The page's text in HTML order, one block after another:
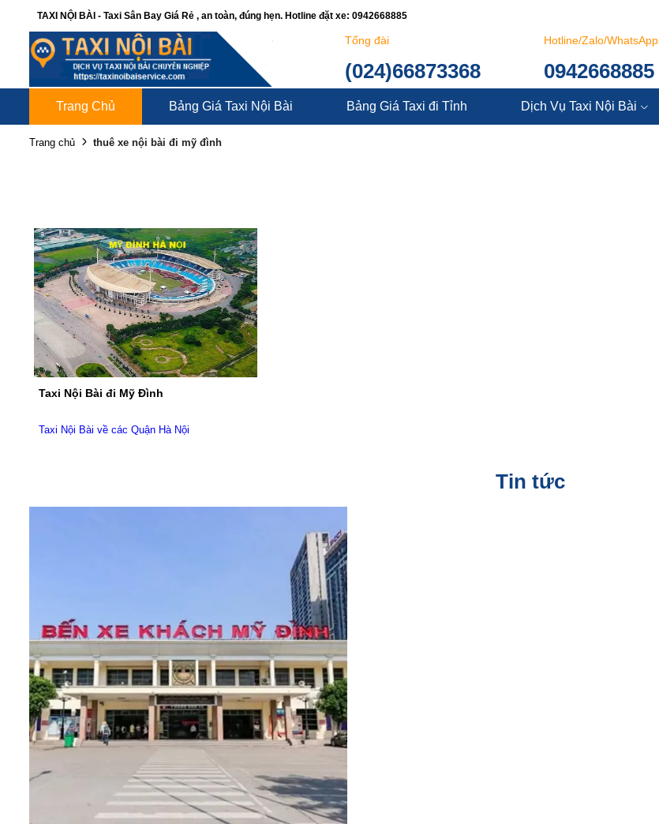
TAXI NỘI BÀI - Taxi Sân Bay Giá Rẻ , an toàn, đúng hẹn. Hotline đặt xe: 0942668885
Tổng đài
(024)66873368
Hotline/Zalo/WhatsApp
0942668885
Trang Chủ Bảng Giá Taxi Nội Bài Bảng Giá Taxi đi Tỉnh Dịch Vụ Taxi Nội Bài
Trang chủ thuê xe nội bài đi mỹ đình
Taxi Nội Bài đi Mỹ Đình
Taxi Nội Bài về các Quận Hà Nội
Tin tức